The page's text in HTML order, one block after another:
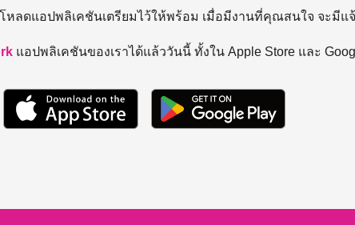
หลดแอปพลิเคชันเตรียมไว้ให้พร้อม เมื่อมีงานที่คุณสนใจ จะมีแ
แอปพลิเคชันของเราได้แล้ววันนี้ ทั้งใน Apple Store และ